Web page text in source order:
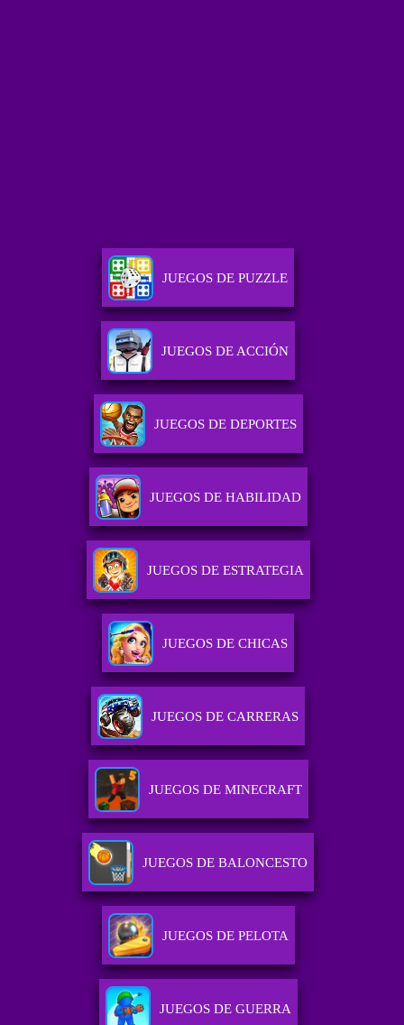
JUEGOS DE PUZZLE
JUEGOS DE ACCIÓN
JUEGOS DE DEPORTES
JUEGOS DE HABILIDAD
JUEGOS DE ESTRATEGIA
JUEGOS DE CHICAS
JUEGOS DE CARRERAS
JUEGOS DE MINECRAFT
JUEGOS DE BALONCESTO
JUEGOS DE PELOTA
JUEGOS DE GUERRA